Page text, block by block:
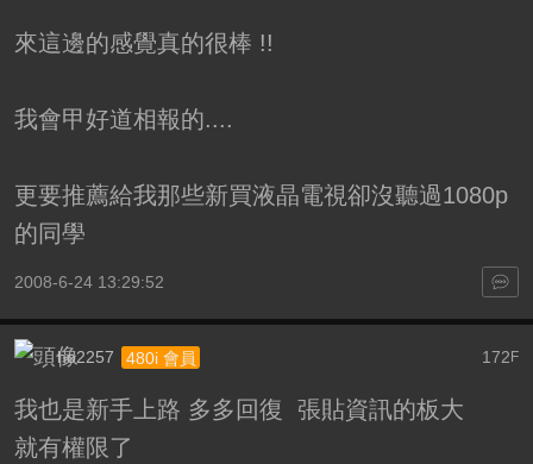
來這邊的感覺真的很棒 !!
我會甲好道相報的....
更要推薦給我那些新買液晶電視卻沒聽過1080p
的同學
2008-6-24 13:29:52
172 F
ho2257 480i 會員
我也是新手上路 多多回復 張貼資訊的板大
就有權限了